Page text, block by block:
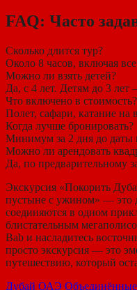
FAQ: Часто
Сколько длится тур?
Около 8 часов, включая
Можно ли взять детей?
Да, с 4 лет. Детям до 3 лет
Что включено в стоимость?
Полет, сафари, катание
Когда лучше бронировать?
Минимум за 2 дня до даты
Можно ли арендовать
Да, по предварительному
Экскурсия «Покорить
пустыне с ужином» — это
соединяются в одном
блистательным
Bab и насладитесь
просто экскурсия — это
путешествию, который
Дубай ОАЭ